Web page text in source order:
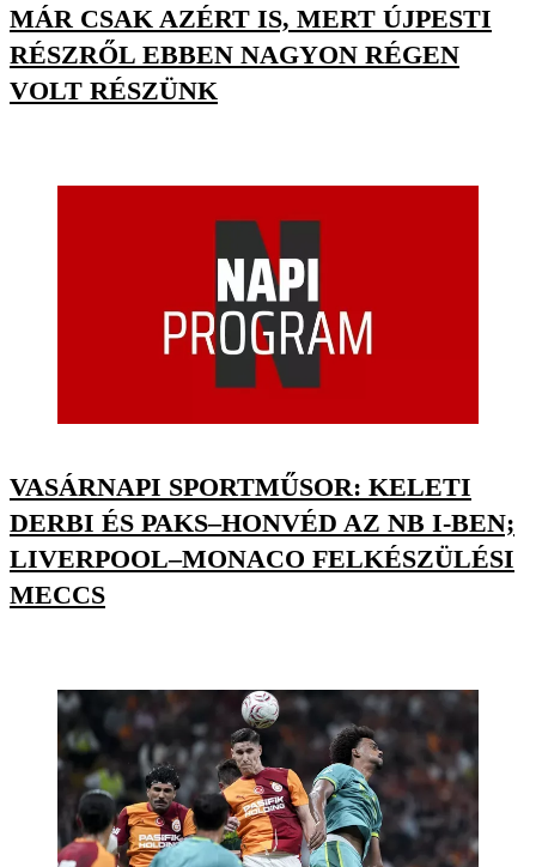
MÁR CSAK AZÉRT IS, MERT ÚJPESTI
RÉSZRŐL EBBEN NAGYON RÉGEN
VOLT RÉSZÜNK
VASÁRNAPI SPORTMŰSOR: KELETI
DERBI ÉS PAKS–HONVÉD AZ NB I-BEN;
LIVERPOOL–MONACO FELKÉSZÜLÉSI
MECCS